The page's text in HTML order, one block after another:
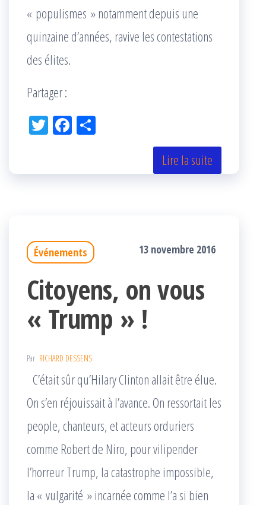
« populismes » notamment depuis une
quinzaine d’années, ravive les contestations
des élites.
Partager :
Tw Fac
k r
Lire la suite
Événements 13 novembre 2016
Citoyens, on vous
« Trump » !
Par RICHARD DESSENS
C’était sûr qu’Hilary Clinton allait être élue.
On s’en réjouissait à l’avance. On ressortait les
people, chanteurs, et acteurs orduriers
comme Robert de Niro, pour vilipender
l’horreur Trump, la catastrophe impossible,
la « vulgarité » incarnée comme l’a si bien